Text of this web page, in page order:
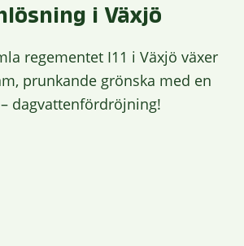
i Växjö
regementet I11 i Växjö växer
prunkande grönska med en
dagvattenfördröjning!